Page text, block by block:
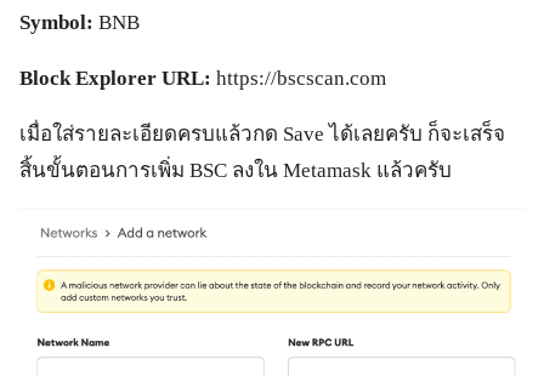
Symbol: BNB
Block Explorer URL: https://bscscan.com
เมื่อใส่รายละเอียดครบแล้วกด Save ได้เลยครับ ก็จะเสร็จ
สิ้นขั้นตอนการเพิ่ม BSC ลงใน Metamask แล้วครับ